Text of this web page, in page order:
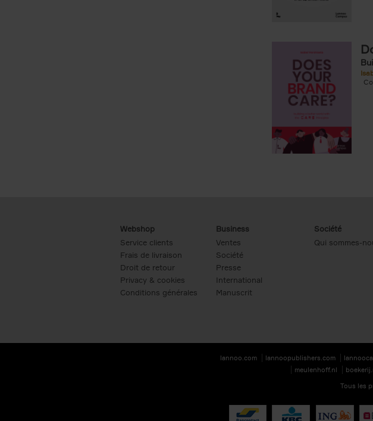
Webshop
Service clients
Frais de livraison
Droit de retour
Privacy & cookies
Conditions générales
Business
Ventes
Société
Presse
International
Manuscrit
Société
Qui sommes-
lannoo.com lannoopublishers.com
meulenhoff.nl
Tous les